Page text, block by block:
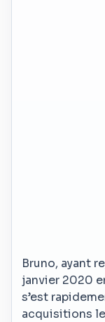
Bruno, ayant
janvier 2020
s’est
acquisitions